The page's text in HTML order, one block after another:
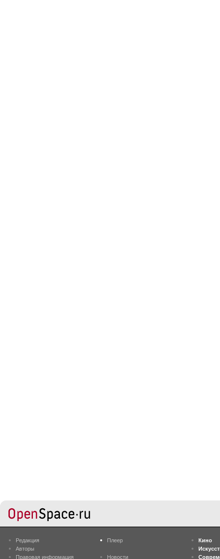
Редакция
Авторы
Правовая информация
Плеер
Новости
Кино